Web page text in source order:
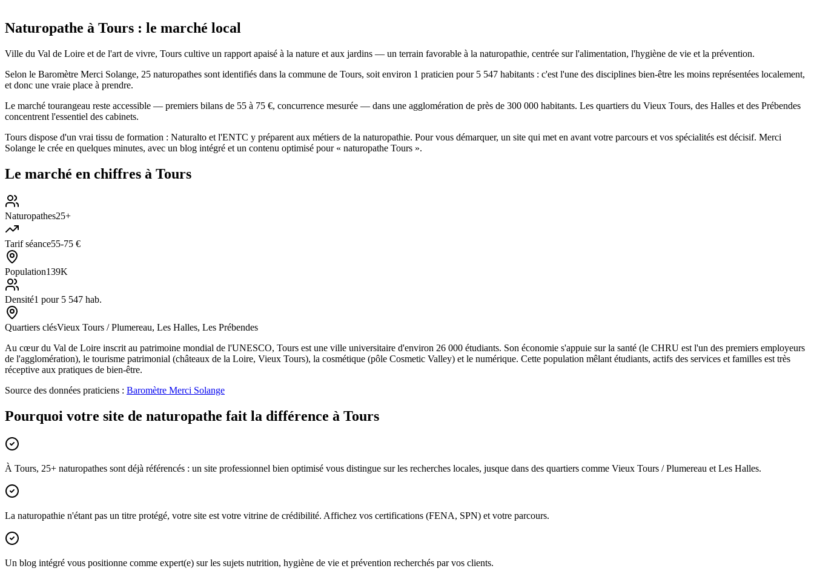
Naturopathe à Tours : le marché local
Ville du Val de Loire et de l'art de vivre, Tours cultive un rapport apaisé à la nature et aux jardins — un terrain favorable à la naturopathie, centrée sur l'alimentation, l'hygiène de vie et la prévention.
Selon le Baromètre Merci Solange, 25 naturopathes sont identifiés dans la commune de Tours, soit environ 1 praticien pour 5 547 habitants : c'est l'une des disciplines bien-être les moins représentées localement,
et donc une vraie place à prendre.
Le marché tourangeau reste accessible — premiers bilans de 55 à 75 €, concurrence mesurée — dans une agglomération de près de 300 000 habitants. Les quartiers du Vieux Tours, des Halles et des Prébendes
concentrent l'essentiel des cabinets.
Tours dispose d'un vrai tissu de formation : Naturalto et l'ENTC y préparent aux métiers de la naturopathie. Pour vous démarquer, un site qui met en avant votre parcours et vos spécialités est décisif. Merci
Solange le crée en quelques minutes, avec un blog intégré et un contenu optimisé pour « naturopathe Tours ».
Le marché en chiffres à Tours
Naturopathes25+
Tarif séance55-75 €
Population139K
Densité1 pour 5 547 hab.
Quartiers clésVieux Tours / Plumereau, Les Halles, Les Prébendes
Au cœur du Val de Loire inscrit au patrimoine mondial de l'UNESCO, Tours est une ville universitaire d'environ 26 000 étudiants. Son économie s'appuie sur la santé (le CHRU est l'un des premiers employeurs
de l'agglomération), le tourisme patrimonial (châteaux de la Loire, Vieux Tours), la cosmétique (pôle Cosmetic Valley) et le numérique. Cette population mêlant étudiants, actifs des services et familles est très
réceptive aux pratiques de bien-être.
Source des données praticiens : Baromètre Merci Solange
Pourquoi votre site de naturopathe fait la différence à Tours
À Tours, 25+ naturopathes sont déjà référencés : un site professionnel bien optimisé vous distingue sur les recherches locales, jusque dans des quartiers comme Vieux Tours / Plumereau et Les Halles.
La naturopathie n'étant pas un titre protégé, votre site est votre vitrine de crédibilité. Affichez vos certifications (FENA, SPN) et votre parcours.
Un blog intégré vous positionne comme expert(e) sur les sujets nutrition, hygiène de vie et prévention recherchés par vos clients.